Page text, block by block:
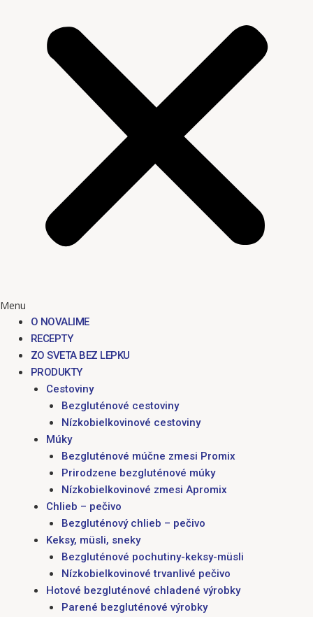
Menu
O NOVALIME
RECEPTY
ZO SVETA BEZ LEPKU
PRODUKTY
Cestoviny
Bezgluténové cestoviny
Nízkobielkovinové cestoviny
Múky
Bezgluténové múčne zmesi Promix
Prirodzene bezgluténové múky
Nízkobielkovinové zmesi Apromix
Chlieb – pečivo
Bezgluténový chlieb – pečivo
Keksy, müsli, sneky
Bezgluténové pochutiny-keksy-müsli
Nízkobielkovinové trvanlivé pečivo
Hotové bezgluténové chladené výrobky
Parené bezgluténové výrobky